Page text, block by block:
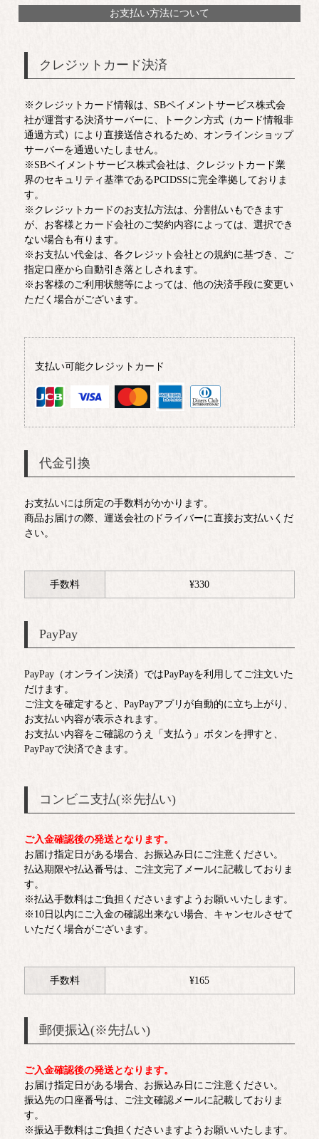
お支払い方法について
クレジットカード決済
※クレジットカード情報は、SBペイメントサービス株式会
社が運営する決済サーバーに、トークン方式（カード情報非
通過方式）により直接送信されるため、オンラインショップ
サーバーを通過いたしません。
※SBペイメントサービス株式会社は、クレジットカード業
界のセキュリティ基準であるPCIDSSに完全準拠しておりま
す。
※クレジットカードのお支払方法は、分割払いもできます
が、お客様とカード会社のご契約内容によっては、選択でき
ない場合も有ります。
※お支払い代金は、各クレジット会社との規約に基づき、ご
指定口座から自動引き落としされます。
※お客様のご利用状態等によっては、他の決済手段に変更い
ただく場合がございます。
支払い可能クレジットカード
代金引換
お支払いには所定の手数料がかかります。
商品お届けの際、運送会社のドライバーに直接お支払いくだ
さい。
手数料 ¥330
PayPay
PayPay（オンライン決済）ではPayPayを利用してご注文いた
だけます。
ご注文を確定すると、PayPayアプリが自動的に立ち上がり、
お支払い内容が表示されます。
お支払い内容をご確認のうえ「支払う」ボタンを押すと、
PayPayで決済できます。
コンビニ支払(※先払い)
ご入金確認後の発送となります。
お届け指定日がある場合、お振込み日にご注意ください。
払込期限や払込番号は、ご注文完了メールに記載しておりま
す。
※払込手数料はご負担くださいますようお願いいたします。
※10日以内にご入金の確認出来ない場合、キャンセルさせて
いただく場合がございます。
手数料 ¥165
郵便振込(※先払い)
ご入金確認後の発送となります。
お届け指定日がある場合、お振込み日にご注意ください。
振込先の口座番号は、ご注文確認メールに記載しておりま
す。
※振込手数料はご負担くださいますようお願いいたします。